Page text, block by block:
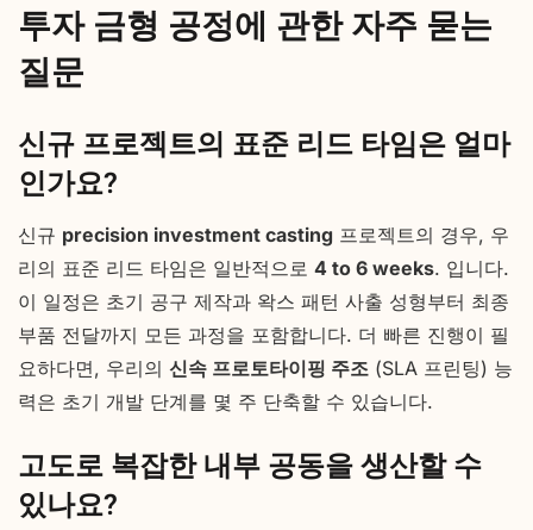
투자 금형 공정에 관한 자주 묻는
질문
신규 프로젝트의 표준 리드 타임은 얼마
인가요?
신규 precision investment casting 프로젝트의 경우, 우
리의 표준 리드 타임은 일반적으로 4 to 6 weeks. 입니다.
이 일정은 초기 공구 제작과 왁스 패턴 사출 성형부터 최종
부품 전달까지 모든 과정을 포함합니다. 더 빠른 진행이 필
요하다면, 우리의 신속 프로토타이핑 주조 (SLA 프린팅) 능
력은 초기 개발 단계를 몇 주 단축할 수 있습니다.
고도로 복잡한 내부 공동을 생산할 수
있나요?